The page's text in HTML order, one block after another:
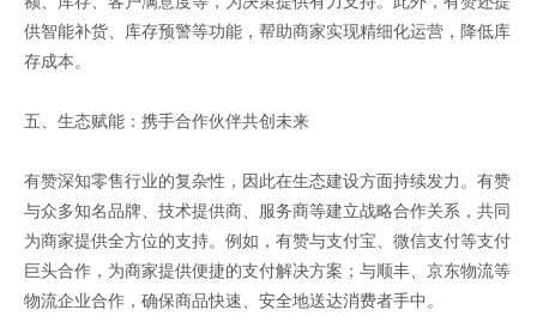
供智能补货、库存预警等功能，帮助商家实现精细化运营，降低库
存成本。
五、生态赋能：携手合作伙伴共创未来
有赞深知零售行业的复杂性，因此在生态建设方面持续发力。有赞
与众多知名品牌、技术提供商、服务商等建立战略合作关系，共同
为商家提供全方位的支持。例如，有赞与支付宝、微信支付等支付
巨头合作，为商家提供便捷的支付解决方案；与顺丰、京东物流等
物流企业合作，确保商品快速、安全地送达消费者手中。